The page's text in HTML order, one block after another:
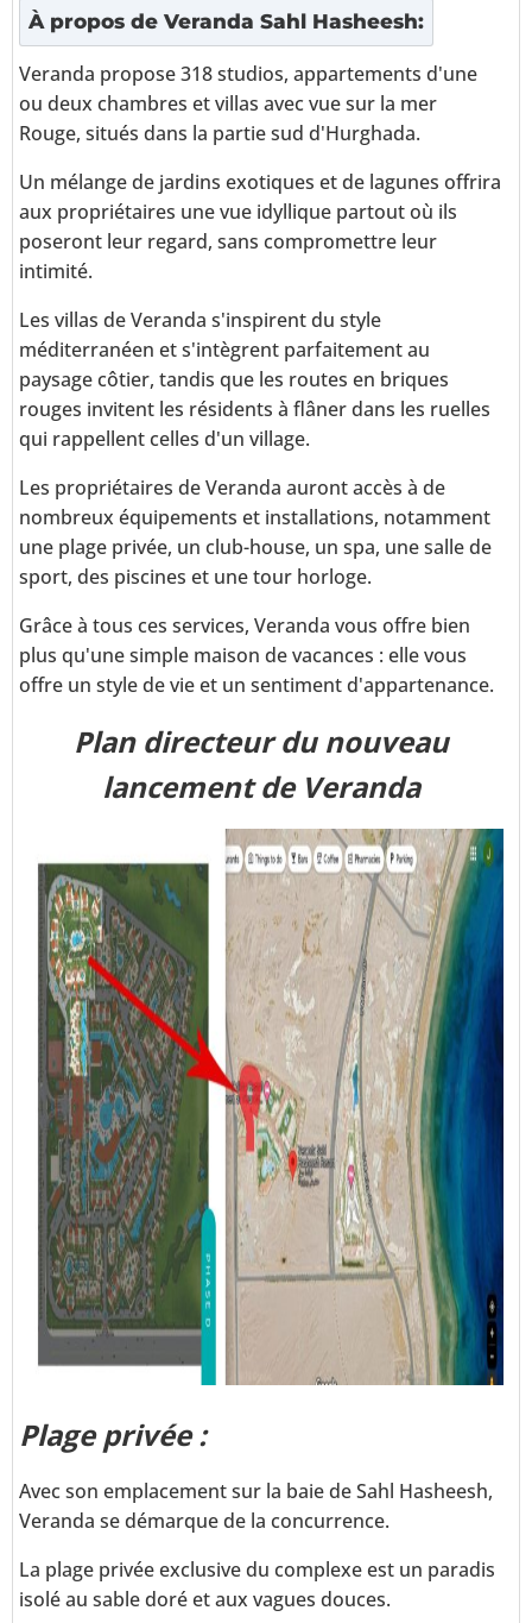
À propos de Veranda Sahl Hasheesh:
Veranda propose 318 studios, appartements d'une
ou deux chambres et villas avec vue sur la mer
Rouge, situés dans la partie sud d'Hurghada.
Un mélange de jardins exotiques et de lagunes offrira
aux propriétaires une vue idyllique partout où ils
poseront leur regard, sans compromettre leur
intimité.
Les villas de Veranda s'inspirent du style
méditerranéen et s'intègrent parfaitement au
paysage côtier, tandis que les routes en briques
rouges invitent les résidents à flâner dans les ruelles
qui rappellent celles d'un village.
Les propriétaires de Veranda auront accès à de
nombreux équipements et installations, notamment
une plage privée, un club-house, un spa, une salle de
sport, des piscines et une tour horloge.
Grâce à tous ces services, Veranda vous offre bien
plus qu'une simple maison de vacances : elle vous
offre un style de vie et un sentiment d'appartenance.
Plan directeur du nouveau
lancement de Veranda
Plage privée :
Avec son emplacement sur la baie de Sahl Hasheesh,
Veranda se démarque de la concurrence.
La plage privée exclusive du complexe est un paradis
isolé au sable doré et aux vagues douces.